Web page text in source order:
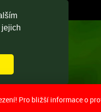
jejich
Pro bližší informace o